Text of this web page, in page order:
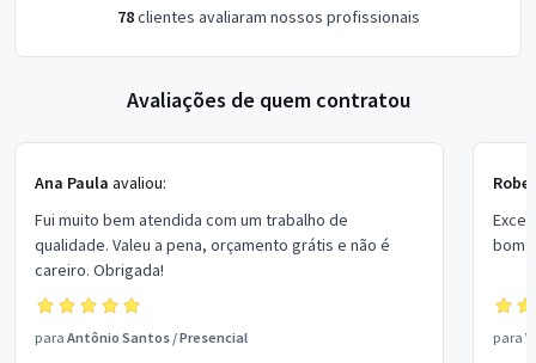
78clientes avaliaram nossos profissionais
Avaliações de quem contratou
Ana Paula avaliou:
Fui muito bem atendida com um trabalho de
qualidade. Valeu a pena, orçamento grátis e não é
careiro. Obrigada!
para Antônio Santos /Presencial
bom
para